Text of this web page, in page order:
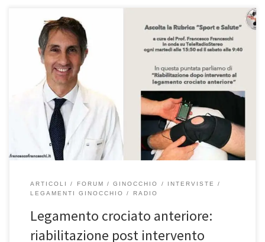
Legamento crociato anteriore: riabilitazione post intervento – Prof.
Francesco Franceschi ortopedico ginocchio a Roma. Intervista del
18/12/2021 rubrica radiofonica “Sport e Salute”. In questa puntata
della mia rubrica “Sport e Salute” in onda su Teleradiostereo ogni
martedì alle 15:50 ed il sabato alle 9:40 abbiamo parlato della
riabilitazione dopo l’intervento […]
ARTICOLI FORUM GINOCCHIO
INTERVISTE
LEGAMENTI GINOCCHIO
RADIO
Legamento crociato anteriore:
riabilitazione post intervento